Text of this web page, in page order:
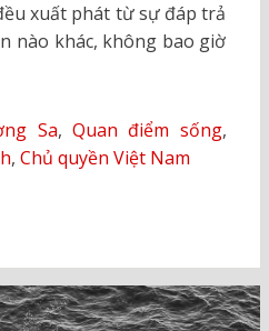
xuất phát từ sự đáp trả
nào khác, không bao giờ
Sa, Quan điểm sống,
, Chủ quyền Việt Nam